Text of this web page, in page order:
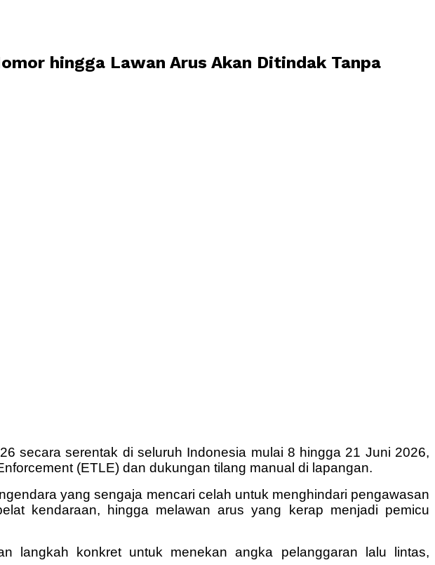
hingga Lawan Arus Akan Ditindak Tanpa
secara serentak di seluruh Indonesia mulai 8 hingga 21 Juni 2026,
(ETLE) dan dukungan tilang manual di lapangan.
yang sengaja mencari celah untuk menghindari pengawasan
kendaraan, hingga melawan arus yang kerap menjadi pemicu
langkah konkret untuk menekan angka pelanggaran lalu lintas,